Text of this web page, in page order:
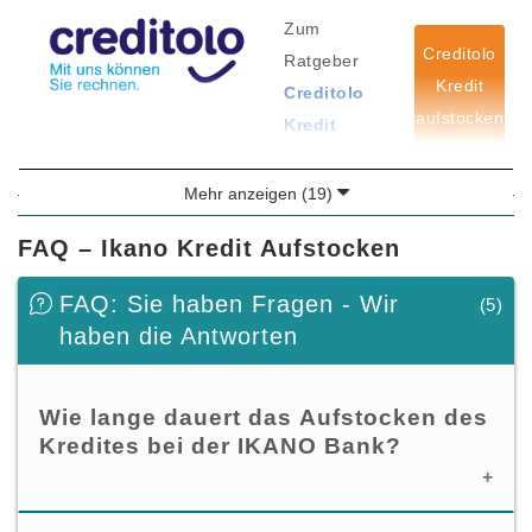
Zum
Ratgeber
Creditolo
Kredit
Creditolo
Kredit
aufstocken
Mehr anzeigen (19)
FAQ – Ikano Kredit Aufstocken
FAQ: Sie haben Fragen - Wir
haben die Antworten
(5)
Wie lange dauert das Aufstocken des
Kredites bei der IKANO Bank?